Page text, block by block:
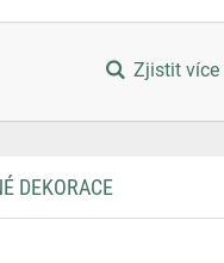
Zjistit
DEKORACE